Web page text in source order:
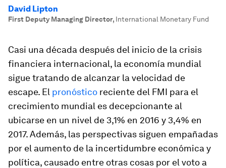
David Lipton
First Deputy Managing Director, International Monetary Fund
Casi una década después del inicio de la crisis
financiera internacional, la economía mundial
sigue tratando de alcanzar la velocidad de
escape. El pronóstico reciente del FMI para el
crecimiento mundial es decepcionante al
ubicarse en un nivel de 3,1% en 2016 y 3,4% en
2017. Además, las perspectivas siguen empañadas
por el aumento de la incertidumbre económica y
política, causado entre otras cosas por el voto a